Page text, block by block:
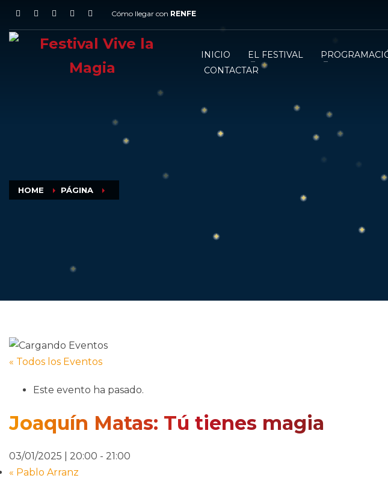
Cómo llegar con RENFE
INICIO EL FESTIVAL
CONTACTAR
HOME PÁGINA
« Todos los Eventos
Este evento ha pasado.
Joaquín Matas: Tú tienes magia
03/01/2025 | 20:00 - 21:00
« Pablo Arranz